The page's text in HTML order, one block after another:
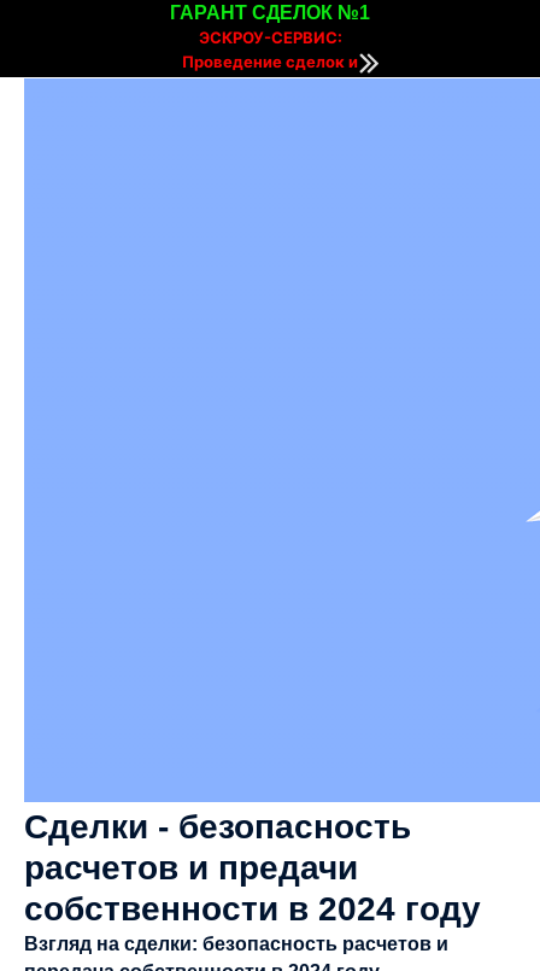
ЭСКРОУ-СЕРВИС:
Проведение сделок и
ГАРАНТ СДЕЛОК №1
Сделки - безопасность
расчетов и предачи
собственности в 2024 году
Взгляд на сделки: безопасность расчетов и